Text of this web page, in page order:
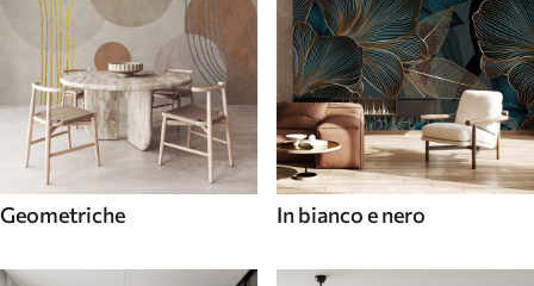
Geometriche In bianco e nero